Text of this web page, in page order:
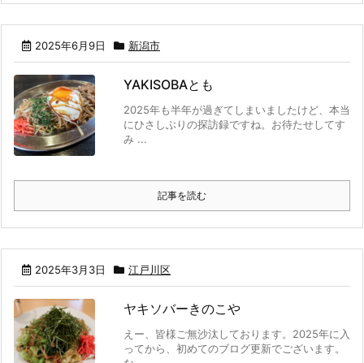
2025年6月9日 新潟市
YAKISOBAとも
2025年も半年が過ぎてしまいましたけど、本当
にひさしぶりの探訪録ですね。お待たせしてす
み ...
記事を読む
2025年3月3日 江戸川区
ヤキソバーきのこや
えー、皆様ご無沙汰しております。2025年に入
ってから、初めてのブログ更新でございます。